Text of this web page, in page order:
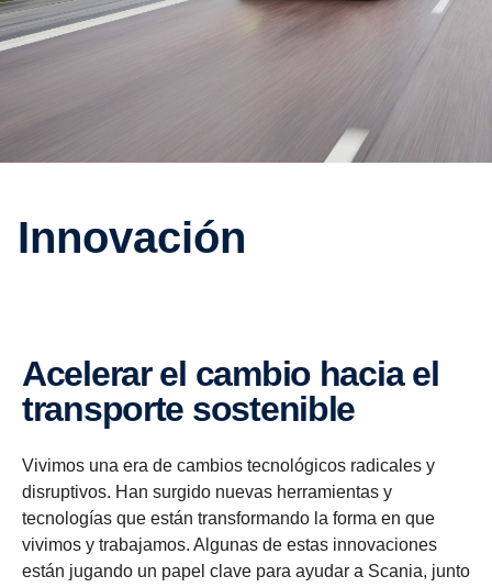
Innovación
Acelerar el cambio hacia el
transporte sostenible
Vivimos una era de cambios tecnológicos radicales y
disruptivos. Han surgido nuevas herramientas y
tecnologías que están transformando la forma en que
vivimos y trabajamos. Algunas de estas innovaciones
están jugando un papel clave para ayudar a Scania, junto